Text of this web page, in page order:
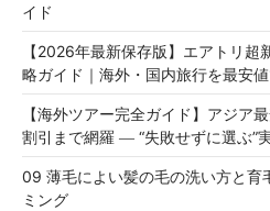
イド
【2026年最新保存版】エアトリ
略ガイド｜海外・国内旅行を最安
【海外ツアー完全ガイド】アジア
割引まで網羅 ― “失敗せずに選ぶ”
09 薄毛によい髪の毛の洗い方と育
ミング